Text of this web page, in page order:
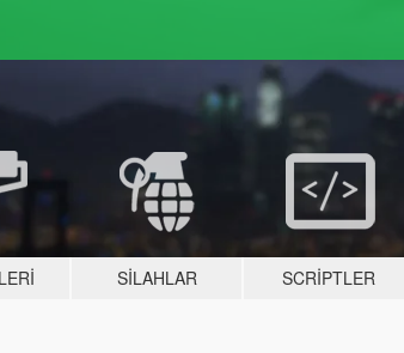
SILAHLAR SCRIPTLER